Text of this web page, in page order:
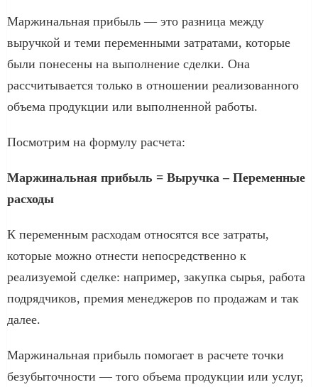
Маржинальная прибыль — это разница между
выручкой и теми переменными затратами, которые
были понесены на выполнение сделки. Она
рассчитывается только в отношении реализованного
объема продукции или выполненной работы.
Посмотрим на формулу расчета:
Маржинальная прибыль = Выручка – Переменные
расходы
К переменным расходам относятся все затраты,
которые можно отнести непосредственно к
реализуемой сделке: например, закупка сырья, работа
подрядчиков, премия менеджеров по продажам и так
далее.
Маржинальная прибыль помогает в расчете точки
безубыточности — того объема продукции или услуг,